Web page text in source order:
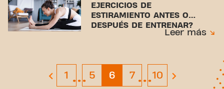
EJERCICIOS DE
ESTIRAMIENTO ANTES O
DESPUÉS DE ENTRENAR?
Leer más
Page 1
1 … Page 5
5 Page 6
6 Page 7
7 … Page 10
10